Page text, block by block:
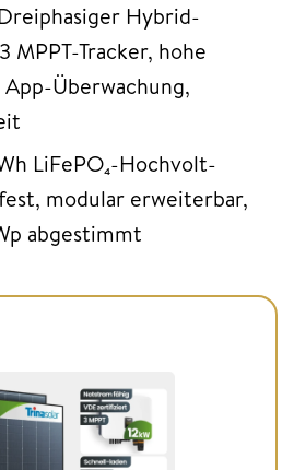
Dreiphasiger Hybrid-
MPPT-Tracker, hohe
Überwachung,
LiFePO₄-Hochvolt-
modular erweiterbar,
abgestimmt